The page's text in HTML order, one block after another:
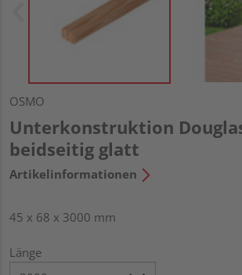
OSMO
Unterkonstruktion
beidseitig glatt
Artikelinformationen
45 x 68 x 3000 mm
Länge